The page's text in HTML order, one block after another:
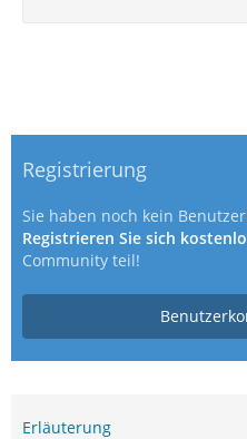
Registrierung
Sie haben noch kein
Registrieren Sie sich
Community teil!
Erläuterung